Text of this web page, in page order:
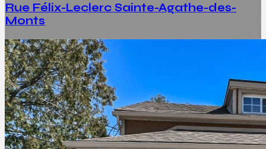
Rue Félix-Leclerc Sainte-Agathe-des-
Monts